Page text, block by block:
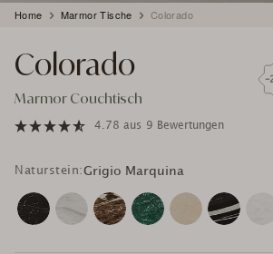
Home Marmor Tische Colorado
Colorado
Marmor Couchtisch
-
4.78 aus 9 Bewertungen
Naturstein:Grigio Marquina
Produkt
Warenkorb
hinzugefügt